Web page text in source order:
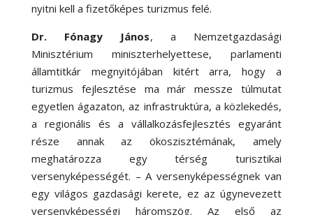
nyitni kell a fizetőképes turizmus felé.
Dr. Fónagy János, a Nemzetgazdasági
Minisztérium miniszterhelyettese, parlamenti
államtitkár megnyitójában kitért arra, hogy a
turizmus fejlesztése ma már messze túlmutat
egyetlen ágazaton, az infrastruktúra, a közlekedés,
a regionális és a vállalkozásfejlesztés egyaránt
része annak az ökoszisztémának, amely
meghatározza egy térség turisztikai
versenyképességét. – A versenyképességnek van
egy világos gazdasági kerete, ez az úgynevezett
versenyképességi háromszög. Az első az